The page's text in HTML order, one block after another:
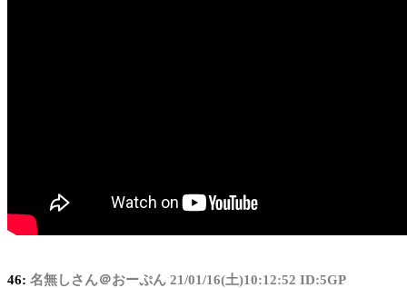
46: 名無しさん＠おーぷん 21/01/16(土)10:12:52 ID:5GP